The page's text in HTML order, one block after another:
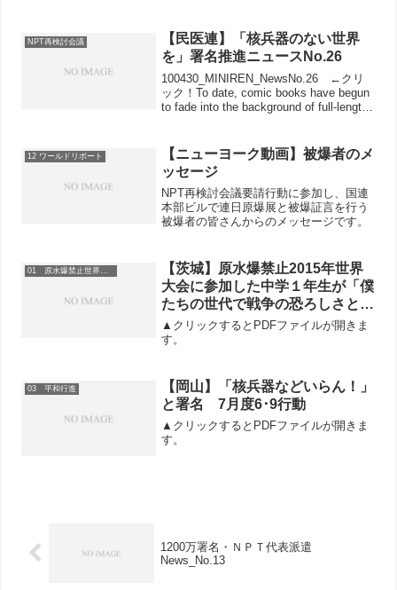
ージのトップページにアップされた「核
兵器のない世界を」国際署名...
NPT再検討会議
【民医連】「核兵器のない世界
を」署名推進ニュースNo.26
100430_MINIREN_NewsNo.26 ←クリ
ック！To date, comic books have begun
to fade into the background of full-length
12 ワールドリポート
【ニューヨーク動画】被爆者のメ
ッセージ
NPT再検討会議要請行動に参加し、国連
本部ビルで連日原爆展と被爆証言を行う
被爆者の皆さんからのメッセージです。
01 原水爆禁止世界大会
【茨城】原水爆禁止2015年世界
大会に参加した中学１年生が「僕
たちの世代で戦争の恐ろしさと被
爆者の被爆体験を引き継ぎ、戦争
をしようとする日本を変えたい」
▲クリックするとPDFファイルが開きま
す。
03 平和行進
【岡山】「核兵器などいらん！」
と署名 7月度6･9行動
▲クリックするとPDFファイルが開きま
す。
1200万署名・ＮＰＴ代表派遣
News_No.13